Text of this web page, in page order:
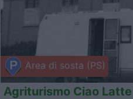
Area di sosta (PS)
Agriturismo Ciao Latte